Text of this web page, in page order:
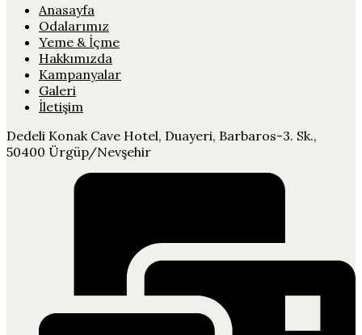
Anasayfa
Odalarımız
Yeme & İçme
Hakkımızda
Kampanyalar
Galeri
İletişim
Dedeli Konak Cave Hotel, Duayeri, Barbaros-3. Sk.,
50400 Ürgüp/Nevşehir